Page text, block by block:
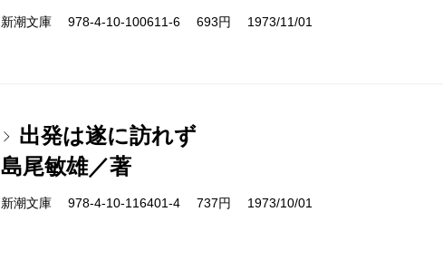
新潮文庫 978-4-10-100611-6 693円 1973/11/01
出発は遂に訪れず
島尾敏雄／著
新潮文庫 978-4-10-116401-4 737円 1973/10/01